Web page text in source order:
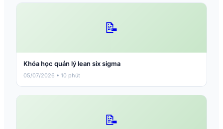
📝
Khóa học quản lý lean six sigma
05/07/2026 • 10 phút
📝